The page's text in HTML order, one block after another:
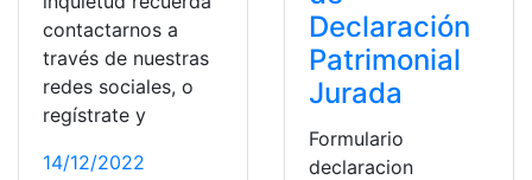
contactarnos a
través de nuestras
redes sociales, o
regístrate y
14/12/2022
Declaración
Patrimonial
Jurada
Formulario
declaracion